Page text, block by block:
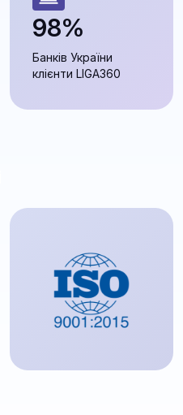
98%
Банків України
клієнти LIGA360